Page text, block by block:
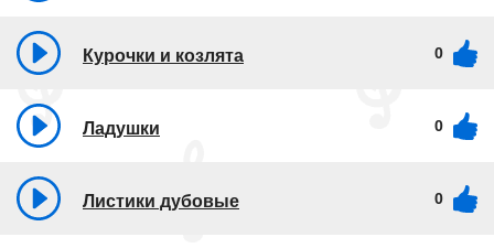
Курочки и козлята 0
Ладушки 0
Листики дубовые 0